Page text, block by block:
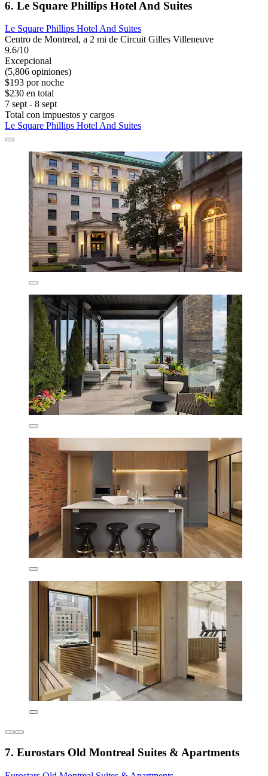
6. Le Square Phillips Hotel And Suites
Le Square Phillips Hotel And Suites
Centro de Montreal, a 2 mi de Circuit Gilles Villeneuve
9.6/10
Excepcional
(5,806 opiniones)
$193 por noche
$230 en total
7 sept - 8 sept
Total con impuestos y cargos
Le Square Phillips Hotel And Suites
7. Eurostars Old Montreal Suites & Apartments